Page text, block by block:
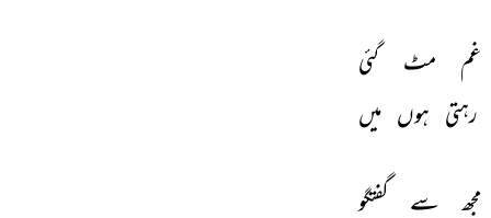
غم مٹ
گئی
رہتی ہوں میں
مجھ سے
گفتگو